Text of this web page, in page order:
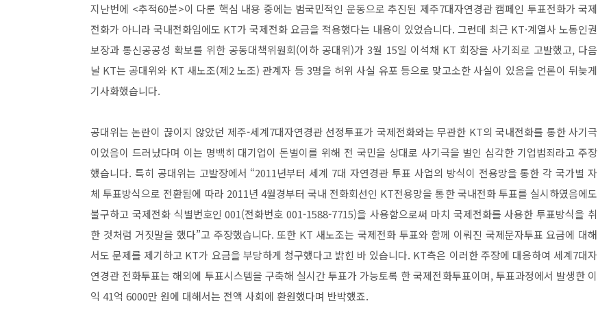
지난번에 <추적60분>이 다룬 핵심 내용 중에는 범국민적인 운동으로 추진된 제주7대자연경관 캠페인 투표전화가 국제
전화가 아니라 국내전화임에도 KT가 국제전화 요금을 적용했다는 내용이 있었습니다. 그런데 최근 KT·계열사 노동인권
보장과 통신공공성 확보를 위한 공동대책위원회(이하 공대위)가 3월 15일 이석채 KT 회장을 사기죄로 고발했고, 다음
날 KT는 공대위와 KT 새노조(제2 노조) 관계자 등 3명을 허위 사실 유포 등으로 맞고소한 사실이 있음을 언론이 뒤늦게
기사화했습니다.
공대위는 논란이 끊이지 않았던 제주-세계7대자연경관 선정투표가 국제전화와는 무관한 KT의 국내전화를 통한 사기극
이었음이 드러났다며 이는 명백히 대기업이 돈벌이를 위해 전 국민을 상대로 사기극을 벌인 심각한 기업범죄라고 주장
했습니다. 특히 공대위는 고발장에서 “2011년부터 세계 7대 자연경관 투표 사업의 방식이 전용망을 통한 각 국가별 자
체 투표방식으로 전환됨에 따라 2011년 4월경부터 국내 전화회선인 KT전용망을 통한 국내전화 투표를 실시하였음에도
불구하고 국제전화 식별번호인 001(전화번호 001-1588-7715)을 사용함으로써 마치 국제전화를 사용한 투표방식을 취
한 것처럼 거짓말을 했다”고 주장했습니다. 또한 KT 새노조는 국제전화 투표와 함께 이뤄진 국제문자투표 요금에 대해
서도 문제를 제기하고 KT가 요금을 부당하게 청구했다고 밝힌 바 있습니다. KT측은 이러한 주장에 대응하여 세계7대자
연경관 전화투표는 해외에 투표시스템을 구축해 실시간 투표가 가능토록 한 국제전화투표이며, 투표과정에서 발생한 이
익 41억 6000만 원에 대해서는 전액 사회에 환원했다며 반박했죠.